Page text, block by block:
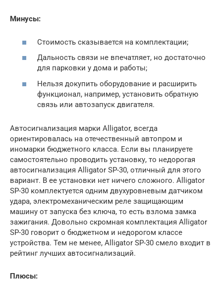
Минусы:
Стоимость сказывается на комплектации;
Дальность связи не впечатляет, но достаточно
для парковки у дома и работы;
Нельзя докупить оборудование и расширить
функционал, например, установить обратную
связь или автозапуск двигателя.
Автосигнализация марки Alligator, всегда
ориентировалась на отечественный автопром и
иномарки бюджетного класса. Если вы планируете
самостоятельно проводить установку, то недорогая
автосигнализация Alligator SP-30, отличный для этого
вариант. В ее установки нет ничего сложного. Alligator
SP-30 комплектуется одним двухуровневым датчиком
удара, электромеханическим реле защищающим
машину от запуска без ключа, то есть взлома замка
зажигания. Довольно скромная комплектация Alligator
SP-30 говорит о бюджетном и недорогом классе
устройства. Тем не менее, Alligator SP-30 смело входит в
рейтинг лучших автосигнализаций.
Плюсы: